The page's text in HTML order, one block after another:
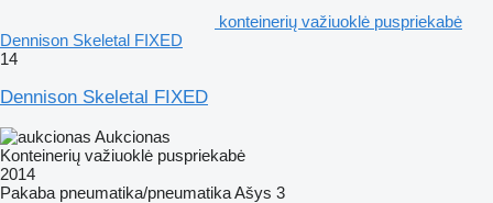
konteinerių važiuoklė puspriekabė
Dennison Skeletal FIXED
14
Dennison Skeletal FIXED
Aukcionas
Konteinerių važiuoklė puspriekabė
2014
Pakaba pneumatika/pneumatikaAšys 3